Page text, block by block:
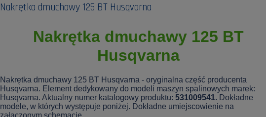
Nakrętka dmuchawy 125 BT Husqvarna
Nakrętka dmuchawy 125 BT
Husqvarna
Nakrętka dmuchawy 125 BT Husqvarna - oryginalna część producenta
Husqvarna. Element dedykowany do modeli maszyn spalinowych marek:
Husqvarna. Aktualny numer katalogowy produktu:531009541. Dokładne
modele, w których występuje poniżej. Dokładne umiejscowienie na